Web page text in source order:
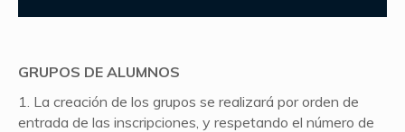
GRUPOS DE ALUMNOS
1. La creación de los grupos se realizará por orden de
entrada de las inscripciones, y respetando el número de